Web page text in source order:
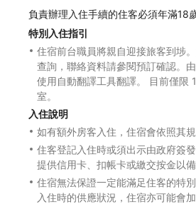
負責辦理入住手續的住客必須年滿18
特別入住指引
住宿前台職員將親自迎接旅客到埗
查詢，聯絡資料請參閱預訂確認。
使用自動翻譯工具翻譯。 目前僅限
室。
入住說明
如有額外房客入住，住宿會依照其規
住客登記入住時或須出示由政府簽
提供信用卡、扣帳卡或繳交按金以備
住宿無法保證一定能滿足住客的特
入住時的供應狀況，住宿亦可能會加